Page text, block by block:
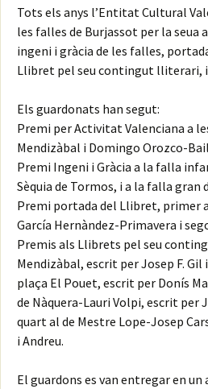
Tots els anys l’Entitat Cultural
les falles de Burjassot per la seua
ingeni i gràcia de les falles,
Llibret pel seu contingut lliterari, i
Els guardonats han segut:
Premi per Activitat Valenciana a
Mendizàbal i Domingo Orozco-
Premi Ingeni i Gràcia a la falla
Sèquia de Tormos, i a la falla gran
Premi portada del Llibret, primer
García Hernàndez-Primavera i
Premis als Llibrets pel seu
Mendizàbal, escrit per Josep F. Gil
plaça El Pouet, escrit per Donís
de Nàquera-Lauri Volpi, escrit per
quart al de Mestre Lope-Josep
i Andreu.
El guardons es van entregar en un